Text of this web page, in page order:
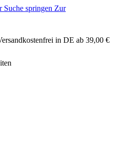
Suche springen Zur
in DE ab 39,00 €